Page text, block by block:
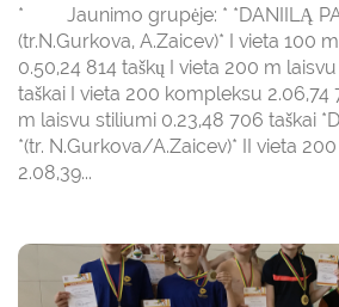
* Jaunimo grupėje: * *DANIILĄ
(tr.N.Gurkova, A.Zaicev)* I vieta 100
0.50,24 814 taškų I vieta 200 m
taškai I vieta 200 kompleksu 2.06,74
m laisvu stiliumi 0.23,48 706 taškai
*(tr. N.Gurkova/A.Zaicev)* II vieta
2.08,39...